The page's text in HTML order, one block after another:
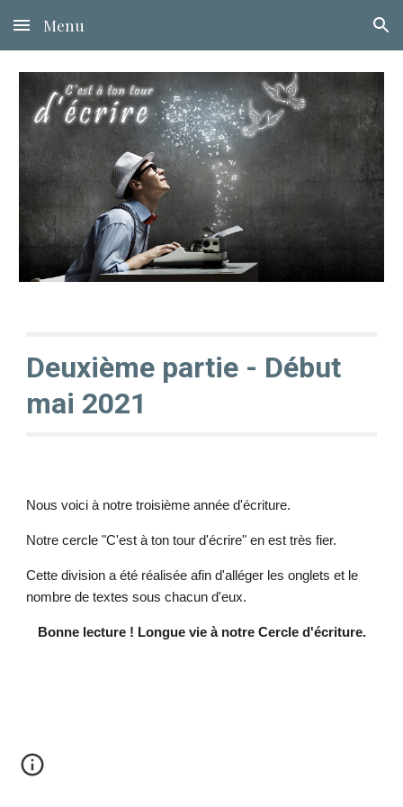
Skip to main content Skip to navigation
Menu
Deuxième partie - Début
mai 2021
Nous voici à notre troisième année d'écriture.
Notre cercle "C'est à ton tour d'écrire" en est très fier.
Cette division a été réalisée afin d'alléger les onglets et le
nombre de textes sous chacun d'eux.
Bonne lecture ! Longue vie à notre Cercle d'écriture.